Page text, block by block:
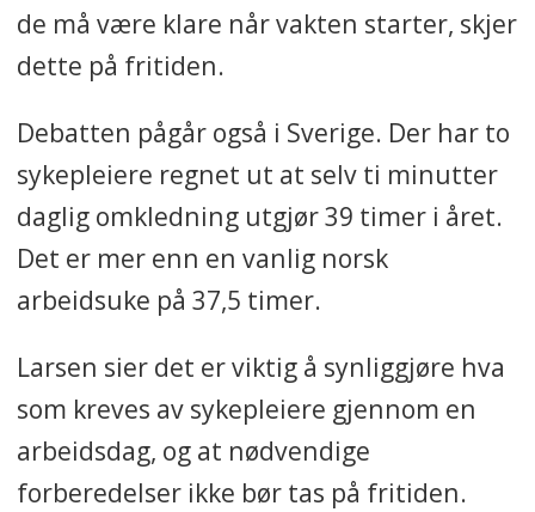
de må være klare når vakten starter, skjer
dette på fritiden.
Debatten pågår også i Sverige. Der har to
sykepleiere regnet ut at selv ti minutter
daglig omkledning utgjør 39 timer i året.
Det er mer enn en vanlig norsk
arbeidsuke på 37,5 timer.
Larsen sier det er viktig å synliggjøre hva
som kreves av sykepleiere gjennom en
arbeidsdag, og at nødvendige
forberedelser ikke bør tas på fritiden.